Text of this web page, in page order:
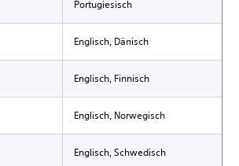
Portugiesisch
Englisch, Dänisch
Englisch, Finnisch
Englisch, Norwegisch
Englisch, Schwedisch